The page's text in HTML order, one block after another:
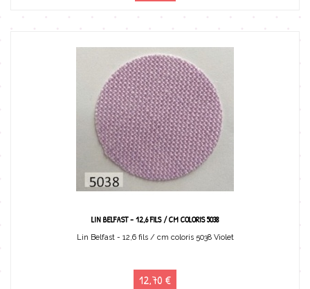
LIN BELFAST - 12,6 FILS / CM COLORIS 5038
Lin Belfast - 12,6 fils / cm coloris 5038 Violet
12,70 €